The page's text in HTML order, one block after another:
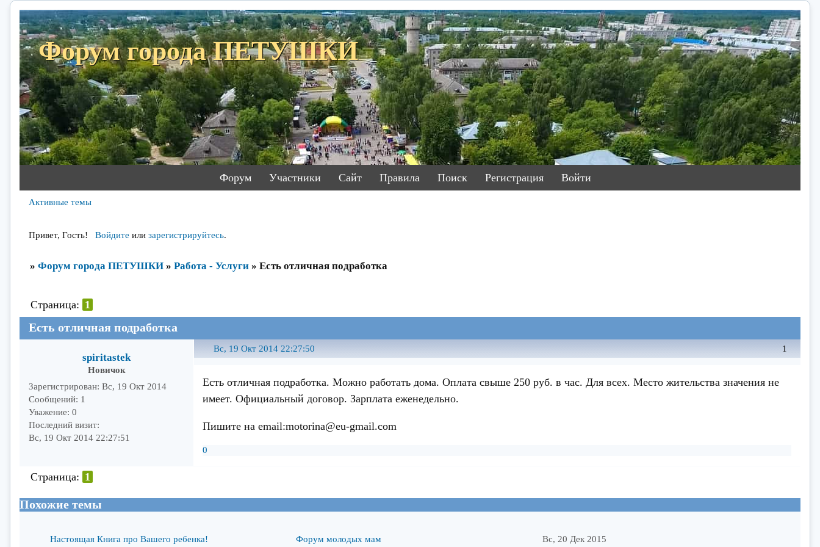
Форум города ПЕТУШКИ
Форум Участники Сайт Правила Поиск Регистрация Войти
Активные темы
Привет, Гость! Войдите или зарегистрируйтесь.
» Форум города ПЕТУШКИ » Работа - Услуги » Есть отличная подработка
Есть отличная подработка
Страница: 1
1
Вс, 19 Окт 2014 22:27:50
spiritastek
Новичок
Зарегистрирован: Вс, 19 Окт 2014
Сообщений: 1
Уважение: 0
Последний визит:
Вс, 19 Окт 2014 22:27:51
Есть отличная подработка. Можно работать дома. Оплата свыше 250 руб. в час. Для всех. Место жительства значения не
имеет. Официальный договор. Зарплата еженедельно.
Пишите на email:motorina@eu-gmail.com
0
Страница: 1
Похожие темы
Настоящая Книга про Вашего ребенка! Форум молодых мам Вс, 20 Дек 2015